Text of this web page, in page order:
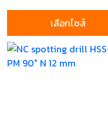
เลือกไซส์